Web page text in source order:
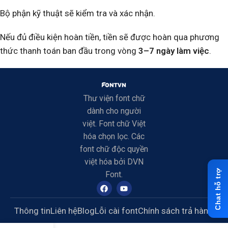
Bộ phận kỹ thuật sẽ kiểm tra và xác nhận.
Nếu đủ điều kiện hoàn tiền, tiền sẽ được hoàn qua phương
thức thanh toán ban đầu trong vòng 3–7 ngày làm việc.
Thư viện font chữ
dành cho người
việt. Font chữ Việt
hóa chọn lọc. Các
font chữ độc quyền
việt hóa bởi DVN
Font.
Thông tinLiên hệBlogLỗi cài fontChính sách trả hàng